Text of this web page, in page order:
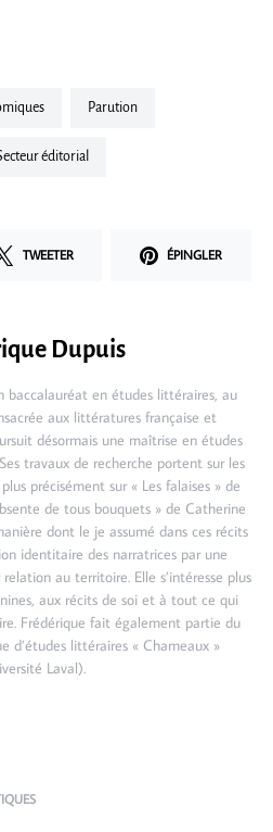
Parution
Secteur éditorial
TWEETER ÉPINGLER
Dupuis
baccalauréat en études littéraires, au
aux littératures française et
désormais une maîtrise en études
travaux de recherche portent sur les
précisément sur « Les falaises » de
de tous bouquets » de Catherine
dont le je assumé dans ces récits
identitaire des narratrices par une
au territoire. Elle s’intéresse plus
aux récits de soi et à tout ce qui
Frédérique fait également partie du
d’études littéraires « Chameaux »
Laval).